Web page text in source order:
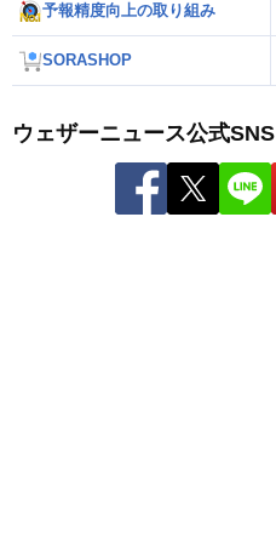
予報精度向上の取り組み
SORASHOP
ウェザーニュース公式SNS